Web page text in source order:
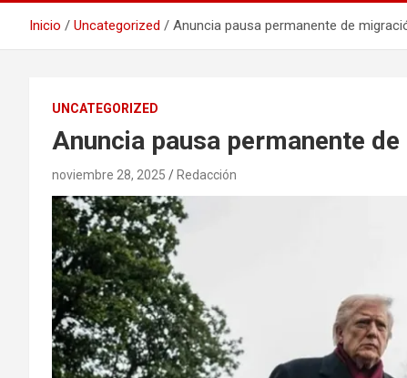
Inicio Uncategorized Anuncia pausa permanente de
UNCATEGORIZED
Anuncia pausa permanente
noviembre 28, 2025 Redacción